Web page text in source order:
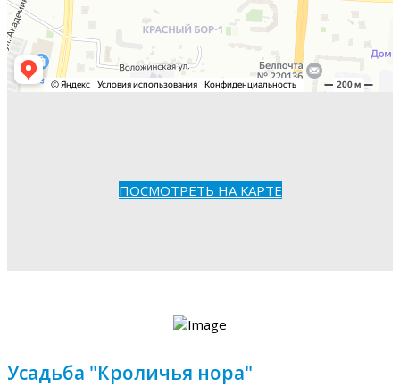
ПОСМОТРЕТЬ НА КАРТЕ
Усадьба "Кроличья нора"